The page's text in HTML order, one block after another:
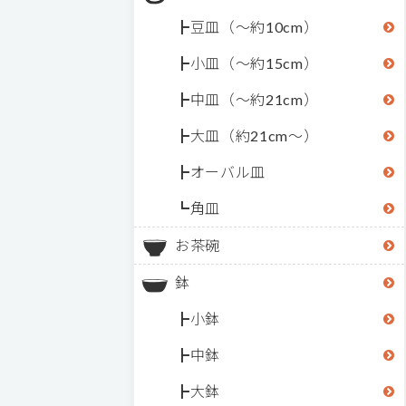
豆皿（～約10cm）
小皿（～約15cm）
中皿（～約21cm）
大皿（約21cm～）
オーバル皿
角皿
お茶碗
鉢
小鉢
中鉢
大鉢